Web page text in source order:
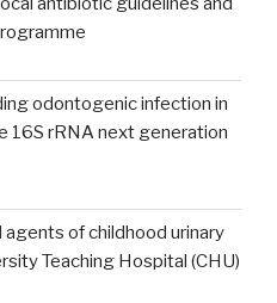
odontogenic infection in
16S rRNA next generation
of childhood urinary
Teaching Hospital (CHU)